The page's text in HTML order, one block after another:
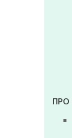
ПРО